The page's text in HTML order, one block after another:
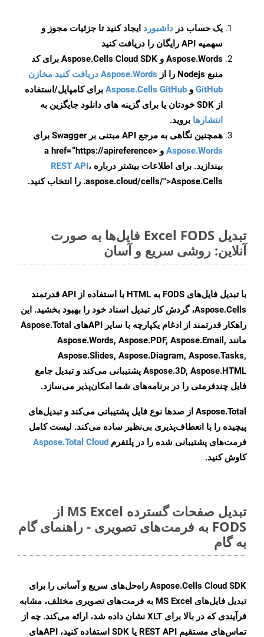
یک حساب در داشبورد ایجاد کنید تا جزئیات مجوز و
سهمیه API رایگان را دریافت کنید
Aspose.Words و Aspose.Cells Cloud SDK برای کد
منبع Nodejs را از
Aspose.Words دریافت کنید مخازن
GitHub و Aspose.Cells GitHub برای کامپایل/استفاده
از SDK خودتان یا برای گزینه های دانلود جایگزین به
انتشارها بروید.
همچنین نگاهی به مرجع API مبتنی بر Swagger برای
Aspose.Words
و <a href=“https://apireference
بیندازید. برای اطلاعات بیشتر درباره REST API،
.aspose.cloud/cells/">Aspose.Cells را انتخاب کنید.
تبدیل Excel FODS فایل‌ها به صورت
آنلاین: روشی سریع و آسان
با تبدیل فایل‌های FODS به HTML با استفاده از API قدرتمند
Aspose.Cells، گردش کار تبدیل اسناد خود را بهبود بخشید. این
راهکار قدرتمند از ادغام یکپارچه با سایر APIهای Aspose.Total
مانند Aspose.Words, Aspose.PDF, Aspose.Email,
Aspose.Slides, Aspose.Diagram, Aspose.Tasks,
Aspose.3D, Aspose.HTML پشتیبانی می‌کند و تبدیل جامع
فایل چندفرمتی را در برنامه‌های شما امکان‌پذیر می‌سازد.
Aspose.Total از صدها نوع فایل پشتیبانی می‌کند و تبدیل‌های
پیچیده را با انعطاف‌پذیری بی‌نظیر ساده می‌کند. لیست کامل
فرمت‌های پشتیبانی شده را در پلتفرم Aspose.Total Cloud
کاوش کنید.
تبدیل صفحات گسترده MS Excel از
FODS به فرمت‌های تصویری - راهنمای گام
به گام
Aspose.Cells Cloud SDK راه‌حل‌های سریع و آسانی را برای
تبدیل فایل‌های MS Excel به فرمت‌های تصویری مختلف، مشابه
فرآیندی که در بالا برای XLT نشان داده شد، ارائه می‌کند. چه از
تماس‌های مستقیم REST API یا SDK استفاده کنید، APIهای